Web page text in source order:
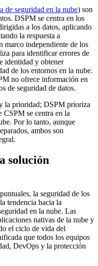
de seguridad en la nube) son
DSPM se centra en los
a los datos, aplicando
la respuesta a
marco independiente de los
para identificar errores de
identidad y obtener
de los entornos en la nube.
no ofrece información en
de seguridad de datos.
la prioridad; DSPM prioriza
CSPM se centra en la
Por lo tanto, aunque
ambos son
solución
la seguridad de los
tendencia hacia la
en la nube. Las
nativas de la nube y
el ciclo de vida del
que todos los equipos
DevOps y la protección